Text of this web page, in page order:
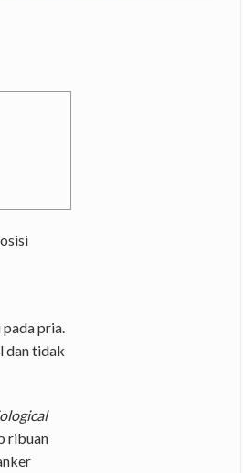
pria.
dan tidak
ribuan